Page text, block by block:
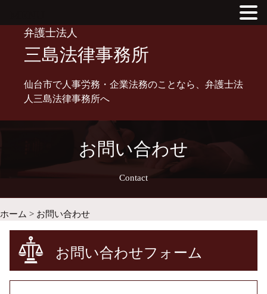
content
弁護士法人
三島法律事務所
仙台市で人事労務・企業法務のことなら、弁護士法
人三島法律事務所へ
お問い合わせ
Contact
ホーム > お問い合わせ
お問い合わせフォーム